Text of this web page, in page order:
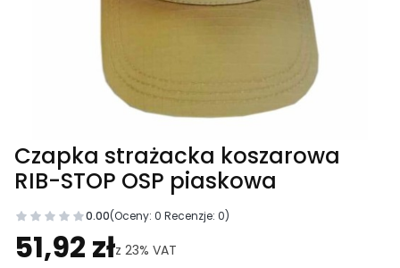
Czapka strażacka koszarowa
RIB-STOP OSP piaskowa
0.00(Oceny: 0 Recenzje: 0)
Przejdź do sekcji Opinie
51,92 złz 23% VAT